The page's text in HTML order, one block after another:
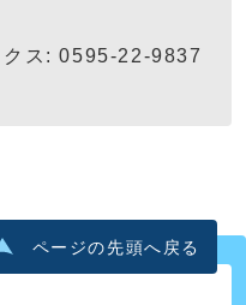
ス: 0595-22-9837
ページの先頭へ戻る